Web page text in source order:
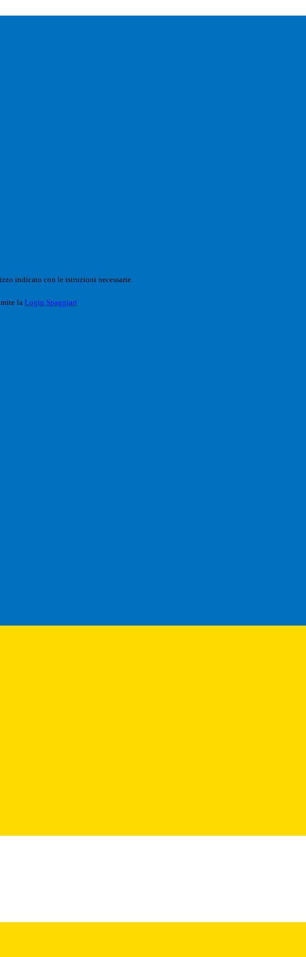
indicato con le istruzioni necessarie.
la Login Spaggiari